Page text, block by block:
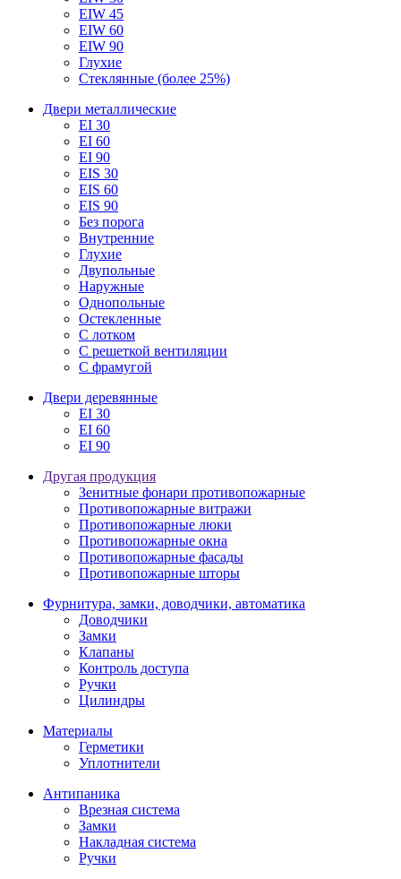
EIW 45
EIW 60
EIW 90
Глухие
Стеклянные (более 25%)
Двери металлические
EI 30
EI 60
EI 90
EIS 30
EIS 60
EIS 90
Без порога
Внутренние
Глухие
Двупольные
Наружные
Однопольные
Остекленные
С лотком
С решеткой вентиляции
С фрамугой
Двери деревянные
EI 30
EI 60
EI 90
Другая продукция
Зенитные фонари противопожарные
Противопожарные витражи
Противопожарные люки
Противопожарные окна
Противопожарные фасады
Противопожарные шторы
Фурнитура, замки, доводчики, автоматика
Доводчики
Замки
Клапаны
Контроль доступа
Ручки
Цилиндры
Материалы
Герметики
Уплотнители
Антипаника
Врезная система
Замки
Накладная система
Ручки